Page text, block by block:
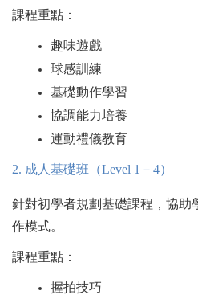
課程重點：
趣味遊戲
球感訓練
基礎動作學習
協調能力培養
運動禮儀教育
2. 成人基礎班（Level 1－4）
針對初學者規劃基礎課程，協助
作模式。
課程重點：
握拍技巧